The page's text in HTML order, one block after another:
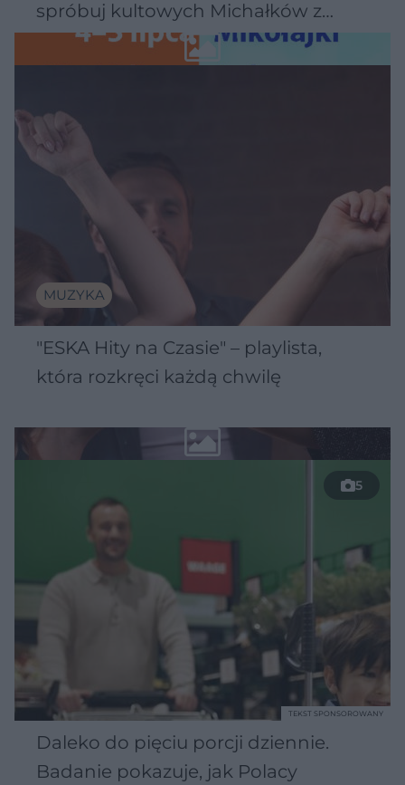
spróbuj kultowych Michałków z
Wawelu
MUZYKA
"ESKA Hity na Czasie" – playlista,
która rozkręci każdą chwilę
5
Daleko do pięciu porcji dziennie.
Badanie pokazuje, jak Polacy
TEKST SPONSOROWANY